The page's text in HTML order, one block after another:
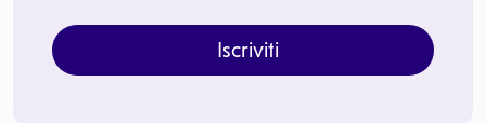
Iscriviti